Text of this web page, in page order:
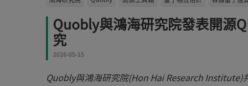
Quobly與鴻海研究院發表開源
究
2026-05-15
Quobly與鴻海研究院(Hon Hai Research Institute)